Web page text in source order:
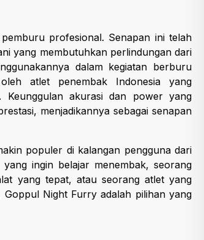
profesional. Senapan ini telah
yang membutuhkan perlindungan dari
dalam kegiatan berburu
atlet penembak Indonesia yang
Keunggulan akurasi dan power yang
menjadikannya sebagai senapan
populer di kalangan pengguna dari
ingin belajar menembak, seorang
yang tepat, atau seorang atlet yang
Night Furry adalah pilihan yang